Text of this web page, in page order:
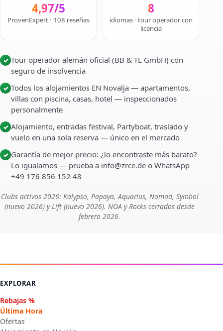
4,97/5
ProvenExpert · 108 reseñas
8
idiomas · tour operador con
licencia
✓ Tour operador alemán oficial (BB & TL GmbH) con
seguro de insolvencia
✓ Todos los alojamientos EN Novalja — apartamentos,
villas con piscina, casas, hotel — inspeccionados
personalmente
✓ Alojamiento, entradas festival, Partyboat, traslado y
vuelo en una sola reserva — único en el mercado
✓ Garantía de mejor precio: ¿lo encontraste más barato?
Lo igualamos — prueba a info@zrce.de o WhatsApp
+49 176 856 152 48
Clubs activos 2026: Kalypso, Papaya, Aquarius, Nomad, Symbol
(nuevo 2026) y Lift (nuevo 2026). NOA y Rocks cerrados desde
febrero 2026.
EXPLORAR
Rebajas %
Última Hora
Ofertas